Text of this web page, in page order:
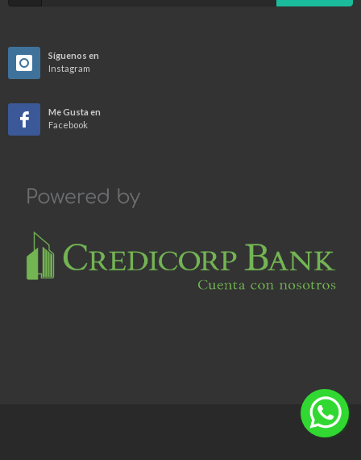
Síguenos en
Instagram
Me Gusta en
Facebook